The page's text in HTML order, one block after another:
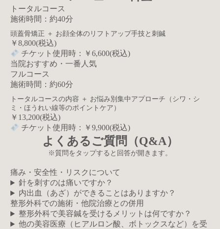
トータルコース
施術時間：約40分
頭蓋骨矯正 ＋ お顔全体のリフトアップ手技と刺鍼
￥8,800(税込)
チケット使用時：￥6,600(税込)
当院おすすめ・一番人気
フルコース
施術時間：約60分
トータルコースの内容 ＋ お悩み別集中アプローチ（シワ・シ
ミ・ほうれい線等のポイントケア）
￥13,200(税込)
チケット使用時：￥9,900(税込)
よくあるご質問（Q&A）
※質問をタップすると回答が開きます。
痛み・安全性・リスクについて
針を刺すのは痛いですか？
内出血（あざ）ができることはありますか？
整形外科での施術・他院治療との併用
整形外科で美容鍼を受けるメリットは何ですか？
他の美容医療（ヒアルロン酸、ボトックスなど）を受